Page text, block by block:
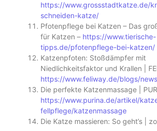
https://www.grossstadtkatze.de/
schneiden-katze/
Pfotenpflege bei Katzen – Das
für Katzen – https://www.tierische-
tipps.de/pfotenpflege-bei-katzen/
Katzenpfoten: Stoßdämpfer mit
Niedlichkeitsfaktor und Krallen |
https://www.feliway.de/blogs/
Die perfekte Katzenmassage |
https://www.purina.de/artikel/
fellpflege/katzenmassage
Die Katze massieren: So geht’s |